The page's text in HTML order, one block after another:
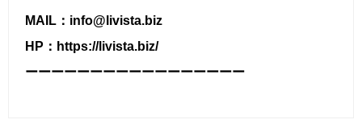
MAIL：info@livista.biz
HP：https://livista.biz/
ーーーーーーーーーーーーーーーーー